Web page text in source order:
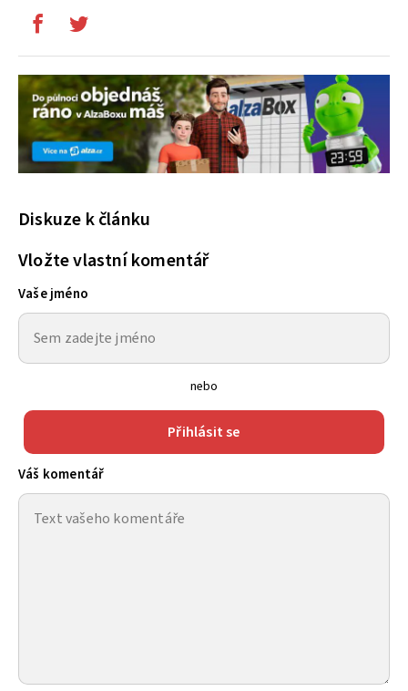
Diskuze k článku
Vložte vlastní komentář
Vaše jméno
nebo
Přihlásit se
Váš komentář